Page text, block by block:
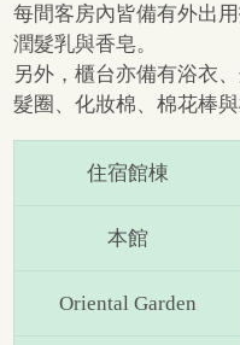
每間客房內皆備有外出
潤髮乳與香皂。​
另外，櫃台亦備有浴衣
髮圈、化妝棉、棉花棒與
住宿館棟
本館
Oriental Garden